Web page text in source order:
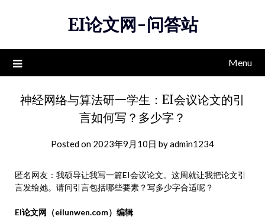
EI论文网-问答站
Menu
神经网络与算法研一学生：EI会议论文的引
言如何写？多少字？
Posted on 2023年9月10日 byadmin1234
匿名网友：我硕导让我写一篇EI会议论文。这周就让我把论文引
言发给她。请问引言包括哪些要素？写多少字合适呢？
EI论文网（eilunwen.com）编辑